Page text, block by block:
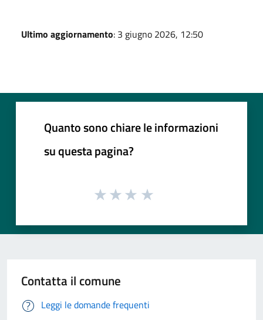
Ultimo aggiornamento: 3 giugno 2026, 12:50
Quanto sono chiare le informazioni
su questa pagina?
Contatta il comune
Leggi le domande frequenti